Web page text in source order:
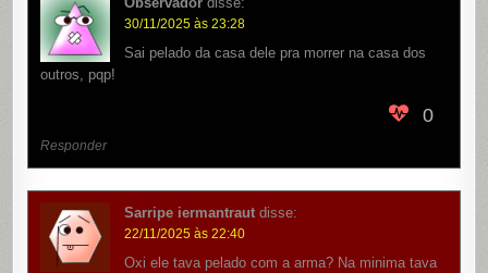
30/11/2025 às 23:28
Sai pelado da casa dele pra morrer na casa dos
outros, pqp!
0
Responder
Sarripe iermantraut disse:
22/11/2025 às 22:40
Oxi ele tava pelado com a arma? Na minima tava